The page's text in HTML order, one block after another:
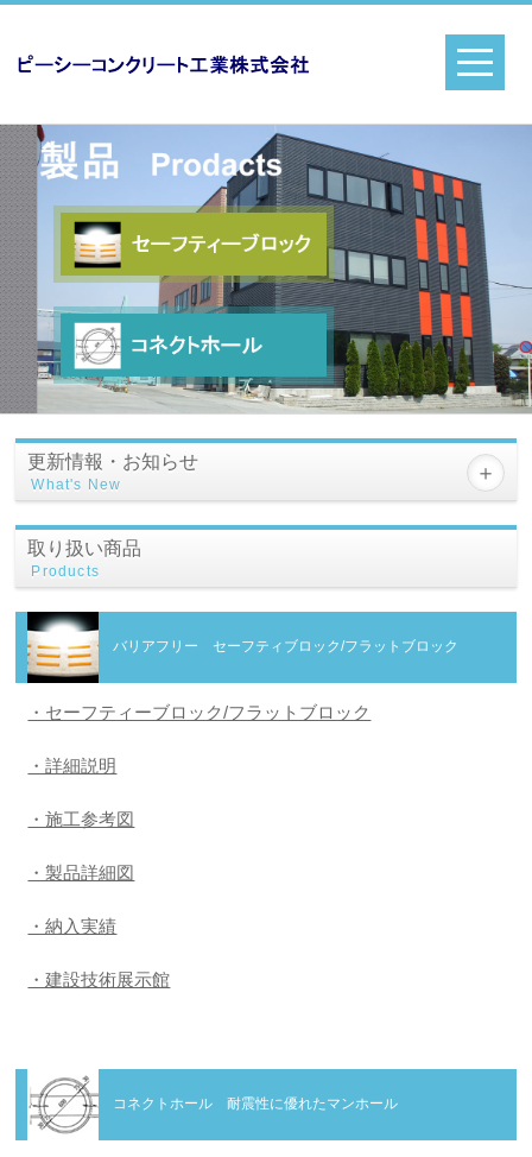
更新情報・お知らせ
What's New
取り扱い商品
Products
バリアフリー セーフティブロック/フラットブロック
・セーフティーブロック/フラットブロック
・詳細説明
・施工参考図
・製品詳細図
・納入実績
・建設技術展示館
コネクトホール 耐震性に優れたマンホール